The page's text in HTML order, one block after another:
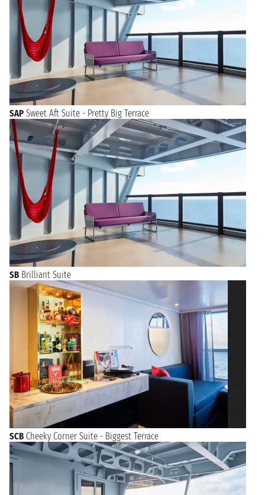
SAP Sweet Aft Suite - Pretty Big Terrace
SB Brilliant Suite
SCB Cheeky Corner Suite - Biggest Terrace